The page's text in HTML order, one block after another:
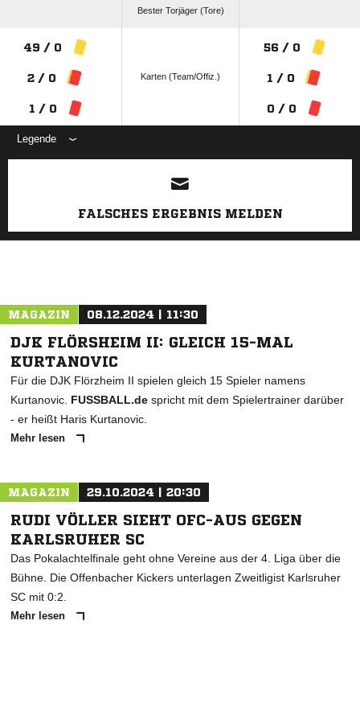
Bester Torjäger (Tore)
49 / 0
2 / 0
1 / 0
Karten (Team/Offiz.)
56 / 0
1 / 0
0 / 0
Legende
ANZEIGE
FALSCHES ERGEBNIS MELDEN
MAGAZIN 08.12.2024 | 11:30
DJK FLÖRSHEIM II: GLEICH 15-MAL
KURTANOVIC
Für die DJK Flörzheim II spielen gleich 15 Spieler namens
Kurtanovic. FUSSBALL.de spricht mit dem Spielertrainer darüber
- er heißt Haris Kurtanovic.
Mehr lesen
MAGAZIN 29.10.2024 | 20:30
RUDI VÖLLER SIEHT OFC-AUS GEGEN
KARLSRUHER SC
Das Pokalachtelfinale geht ohne Vereine aus der 4. Liga über die
Bühne. Die Offenbacher Kickers unterlagen Zweitligist Karlsruher
SC mit 0:2.
Mehr lesen